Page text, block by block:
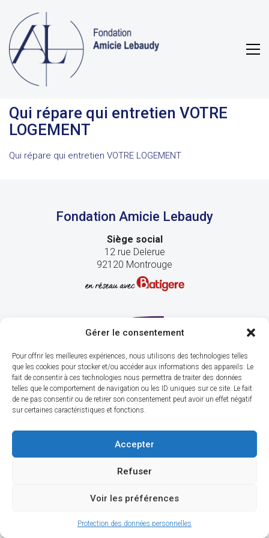
Gérer le consentement
Pour offrir les meilleures expériences, nous utilisons des technologies telles
que les cookies pour stocker et/ou accéder aux informations des appareils. Le
fait de consentir à ces technologies nous permettra de traiter des données
telles que le comportement de navigation ou les ID uniques sur ce site. Le fait
de ne pas consentir ou de retirer son consentement peut avoir un effet négatif
sur certaines caractéristiques et fonctions.
Accepter
Refuser
Voir les préférences
Protection des données personnelles
Qui répare qui entretien VOTRE
LOGEMENT
Qui répare qui entretien VOTRE LOGEMENT
Fondation Amicie Lebaudy
Siège social
12 rue Delerue
92120 Montrouge
© Copyright 2026. Fondation Amicie Lebaudy